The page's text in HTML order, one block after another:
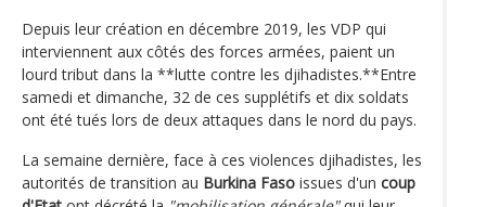
Depuis leur création en décembre 2019, les VDP qui
interviennent aux côtés des forces armées, paient un
lourd tribut dans la **lutte contre les djihadistes.**Entre
samedi et dimanche, 32 de ces supplétifs et dix soldats
ont été tués lors de deux attaques dans le nord du pays.
La semaine dernière, face à ces violences djihadistes, les
autorités de transition au Burkina Faso issues d'un coup